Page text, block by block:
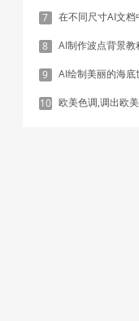
7 在不同尺寸AI文档中建统一参考线
8 AI制作波点背景教
9 AI绘制美丽的海底
10 欧美色调,调出欧美人像